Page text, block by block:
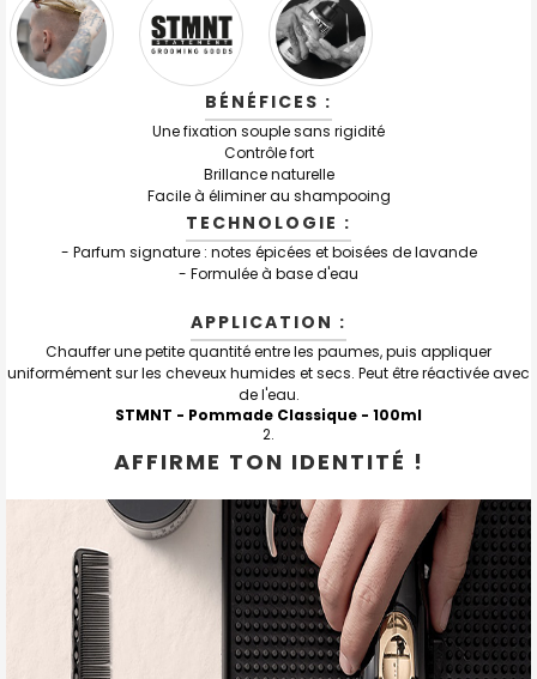
BÉNÉFICES :
Une fixation souple sans rigidité
Contrôle fort
Brillance naturelle
Facile à éliminer au shampooing
TECHNOLOGIE :
- Parfum signature : notes épicées et boisées de lavande
- Formulée à base d'eau
APPLICATION :
Chauffer une petite quantité entre les paumes, puis appliquer
uniformément sur les cheveux humides et secs. Peut être réactivée avec
de l'eau.
STMNT - Pommade Classique - 100ml
AFFIRME TON IDENTITÉ !